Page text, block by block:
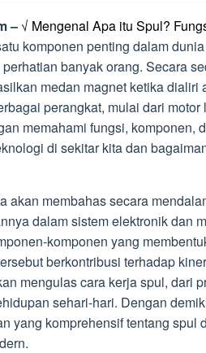
– √ Mengenal Apa itu Spul?
komponen penting dalam
banyak orang. Secara
medan magnet ketika
perangkat, mulai dari
memahami fungsi, komponen,
di sekitar kita dan
akan membahas secara
dalam sistem elektronik dan
komponen yang
berkontribusi terhadap
mengulas cara kerja spul, dari
sehari-hari. Dengan
yang komprehensif tentang spul